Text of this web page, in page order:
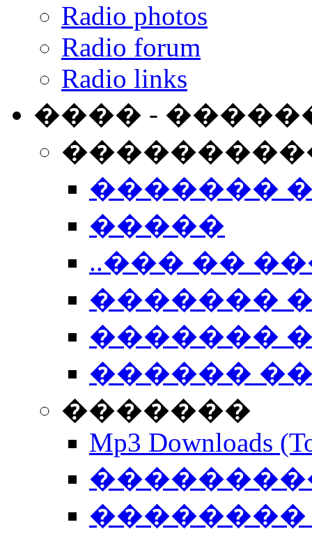
Radio photos
Radio forum
Radio links
���� -
�������
�����
..��� ��
�������
�������
������
�������
Mp3 Downloads
��������